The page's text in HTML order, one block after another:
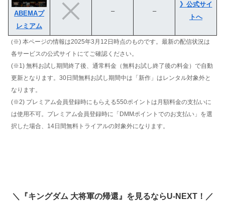
ABEMAプ
レミアム
– –
》公式サイ
トへ
(※) 本ページの情報は2025年3月12日 時点のものです。最新の配信状況は
各サービスの公式サイトにてご確認ください。
(※1) 無料お試し期間終了後、通常料金（無料お試し終了後の料金）で自動
更新となります。30日間無料お試し期間中は「新作」はレンタル対象外と
なります。
(※2) プレミアム会員登録時にもらえる550ポイントは月額料金の支払いに
は使用不可。プレミアム会員登録時に「DMMポイントでのお支払い」を選
択した場合、14日間無料トライアルの対象外になります。
＼ 『キングダム 大将軍の帰還』 を見るならU-NEXT！／